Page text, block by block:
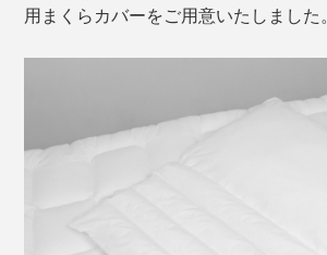
用まくらカバーをご用意いたしました。